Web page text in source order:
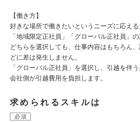
【働き方】
好きな場所で働きたいというニーズに応える
「地域限定正社員」「グローバル正社員」
どちらを選択しても、仕事内容はもちろん
どに差は発生しません。
「グローバル正社員」を選択し、引越を伴
会社側が引越費用を負担します。
求められるスキルは
必須